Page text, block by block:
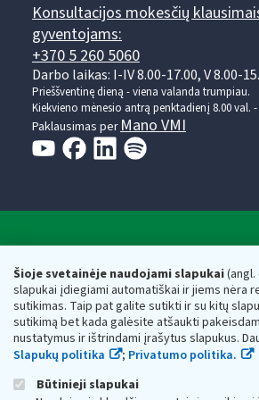
Šioje svetainėje naudojami slapukai
slapukai įdiegiami automatiškai ir jiems nėra
sutikimas. Taip pat galite sutikti ir su kitų
sutikimą bet kada galėsite atšaukti
nustatymus ir ištrindami įrašytus slapukus.
Slapukų politika
; Privatumo politika.
Būtinieji slapukai
Konsultacijos mokesčių
gyventojams:
+370 5 260 5060
Darbo laikas: I-IV 8.00-17.00, V 8.00-
Prieššventinę dieną - viena valanda trumpiau.
Kiekvieno mėnesio antrą penktadienį 8.00 val. -
Paklausimas per Mano VMI
Respublikos finansų ministerijos
Biudžetinė įstaiga. Juridinio asmens kodas —
adresas: Vasario 16-osios g. 14, 01107 Vilnius,
vmi@vmi.lt, E. pristatymo dėžutės adresas
Duomenys apie Valstybinę mokesčių
Respublikos finansų ministerijos kaupiami ir